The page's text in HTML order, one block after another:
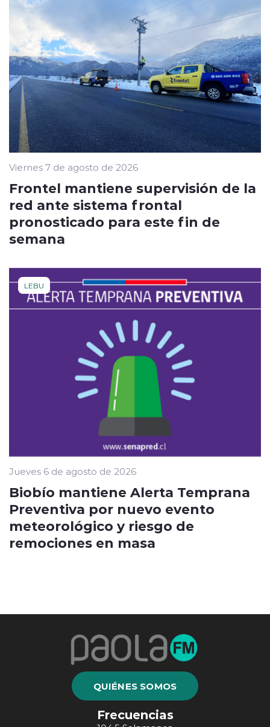
Viernes 7 de agosto de 2026
Frontel mantiene supervisión de la
red ante sistema frontal
pronosticado para este fin de
semana
LEBU
Jueves 6 de agosto de 2026
Biobío mantiene Alerta Temprana
Preventiva por nuevo evento
meteorológico y riesgo de
remociones en masa
QUIÉNES SOMOS
Frecuencias